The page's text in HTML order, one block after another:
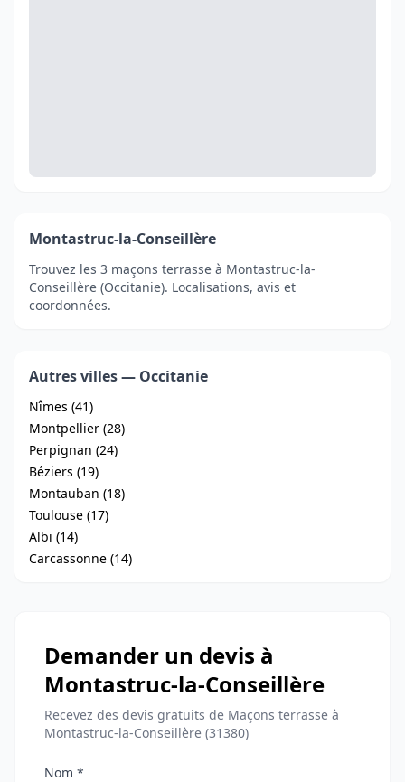
Montastruc-la-Conseillère
Trouvez les 3 maçons terrasse à Montastruc-la-
Conseillère (Occitanie). Localisations, avis et
coordonnées.
Autres villes — Occitanie
Nîmes (41)
Montpellier (28)
Perpignan (24)
Béziers (19)
Montauban (18)
Toulouse (17)
Albi (14)
Carcassonne (14)
Demander un devis à
Montastruc-la-Conseillère
Recevez des devis gratuits de Maçons terrasse à
Montastruc-la-Conseillère (31380)
Nom *